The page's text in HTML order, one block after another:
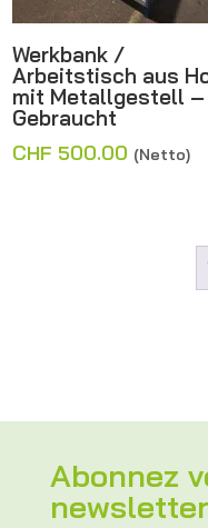
Werkbank /
Arbeitstisch aus
mit Metallgestell –
Gebraucht
CHF 500.00 (Netto)
Abonnez
newsletter